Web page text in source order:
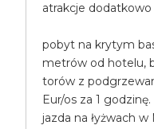
atrakcje dodatkowo
pobyt na krytym
metrów od hotelu,
torów z
Eur/os za 1 godzinę.
jazda na łyżwach